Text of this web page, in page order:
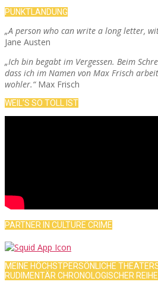
PUNKTLANDUNG
„A person who can write a long letter,
Jane Austen
„Ich bin begabt im Vergessen. Beim
dass ich im Namen von Max Frisch
wohler.“Max Frisch
WEIL’S SO TOLL IST
PARTNER IN CULTURE CRIME
MEINE HÖCHSTPERSÖNLICHE
RUDIMENTÄR CHRONOLOGISCHER